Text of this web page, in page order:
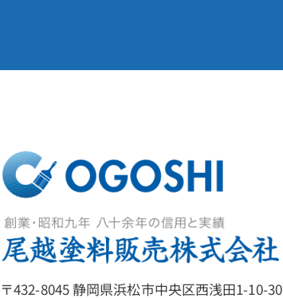
〒432-8045 静岡県浜松市中央区西浅田1-10-30